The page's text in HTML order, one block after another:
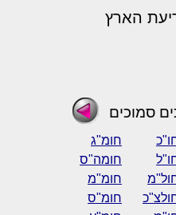
הארץ
סמוכים
חומ"ג
חומה"ס
חומ"מ
חומ"ס